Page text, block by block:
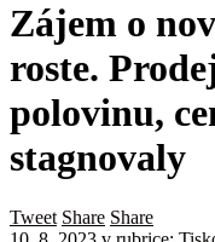
Zájem o
roste.
polovinu,
stagnovaly
Tweet Share Share